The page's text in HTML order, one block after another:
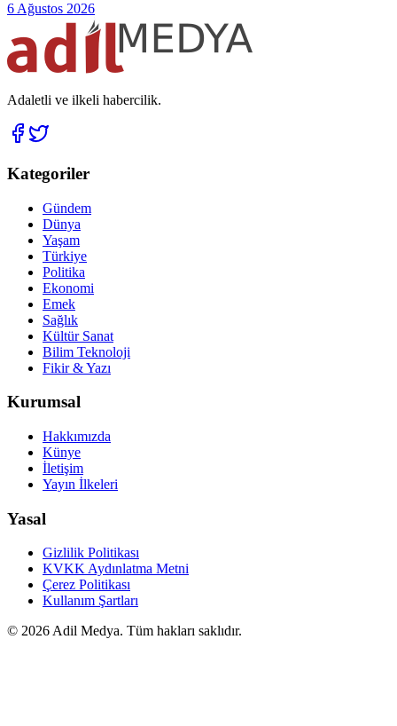
6 Ağustos 2026
Adaletli ve ilkeli habercilik.
Kategoriler
Gündem
Dünya
Yaşam
Türkiye
Politika
Ekonomi
Emek
Sağlık
Kültür Sanat
Bilim Teknoloji
Fikir & Yazı
Kurumsal
Hakkımızda
Künye
İletişim
Yayın İlkeleri
Yasal
Gizlilik Politikası
KVKK Aydınlatma Metni
Çerez Politikası
Kullanım Şartları
© 2026Adil Medya. Tüm hakları saklıdır.